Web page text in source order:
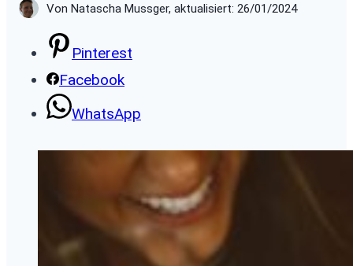
Von Natascha Mussger, aktualisiert: 26/01/2024
Pinterest
Facebook
WhatsApp